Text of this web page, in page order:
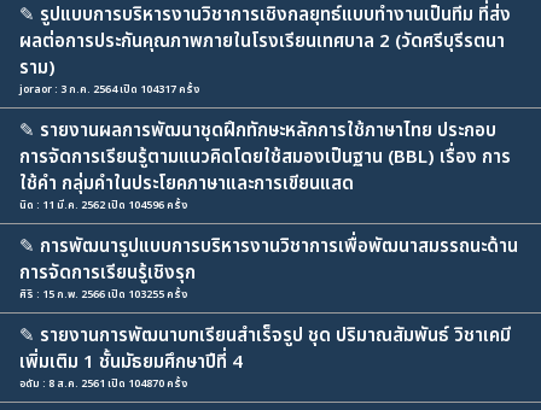
✎ รูปแบบการบริหารงานวิชาการเชิงกลยุทธ์แบบทำงานเป็นทีม ที่ส่ง
ผลต่อการประกันคุณภาพภายในโรงเรียนเทศบาล 2 (วัดศรีบุรีรตนา
ราม)
joraor : 3 ก.ค. 2564 เปิด 104317 ครั้ง
✎ รายงานผลการพัฒนาชุดฝึกทักษะหลักการใช้ภาษาไทย ประกอบ
การจัดการเรียนรู้ตามแนวคิดโดยใช้สมองเป็นฐาน (BBL) เรื่อง การ
ใช้คำ กลุ่มคำในประโยคภาษาและการเขียนแสด
นิด : 11 มี.ค. 2562 เปิด 104596 ครั้ง
✎ การพัฒนารูปแบบการบริหารงานวิชาการเพื่อพัฒนาสมรรถนะด้าน
การจัดการเรียนรู้เชิงรุก
ศิริ : 15 ก.พ. 2566 เปิด 103255 ครั้ง
✎ รายงานการพัฒนาบทเรียนสำเร็จรูป ชุด ปริมาณสัมพันธ์ วิชาเคมี
เพิ่มเติม 1 ชั้นมัธยมศึกษาปีที่ 4
อดัม : 8 ส.ค. 2561 เปิด 104870 ครั้ง